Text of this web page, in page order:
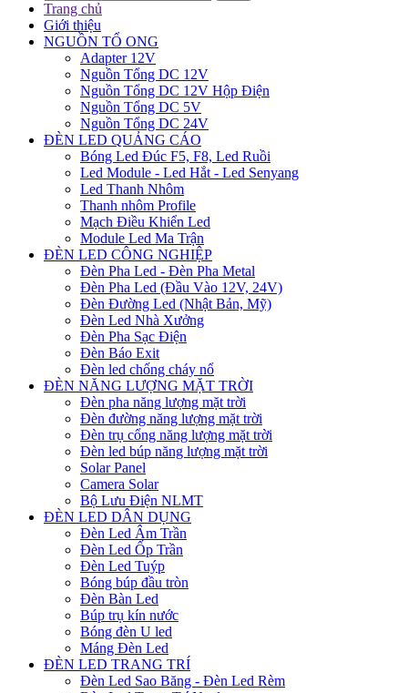
Trang chủ
Giới thiệu
NGUỒN TỔ ONG
Adapter 12V
Nguồn Tổng DC 12V
Nguồn Tổng DC 12V Hộp Điện
Nguồn Tổng DC 5V
Nguồn Tổng DC 24V
ĐÈN LED QUẢNG CÁO
Bóng Led Đúc F5, F8, Led Ruồi
Led Module - Led Hắt - Led Senyang
Led Thanh Nhôm
Thanh nhôm Profile
Mạch Điều Khiển Led
Module Led Ma Trận
ĐÈN LED CÔNG NGHIỆP
Đèn Pha Led - Đèn Pha Metal
Đèn Pha Led (Đầu Vào 12V, 24V)
Đèn Đường Led (Nhật Bản, Mỹ)
Đèn Led Nhà Xưởng
Đèn Pha Sạc Điện
Đèn Báo Exit
Đèn led chống cháy nổ
ĐÈN NĂNG LƯỢNG MẶT TRỜI
Đèn pha năng lượng mặt trời
Đèn đường năng lượng mặt trời
Đèn trụ cổng năng lượng mặt trời
Đèn led búp năng lượng mặt trời
Solar Panel
Camera Solar
Bộ Lưu Điện NLMT
ĐÈN LED DÂN DỤNG
Đèn Led Âm Trần
Đèn Led Ốp Trần
Đèn Led Tuýp
Bóng búp đầu tròn
Đèn Bàn Led
Búp trụ kín nước
Bóng đèn U led
Máng Đèn Led
ĐÈN LED TRANG TRÍ
Đèn Led Sao Băng - Đèn Led Rèm